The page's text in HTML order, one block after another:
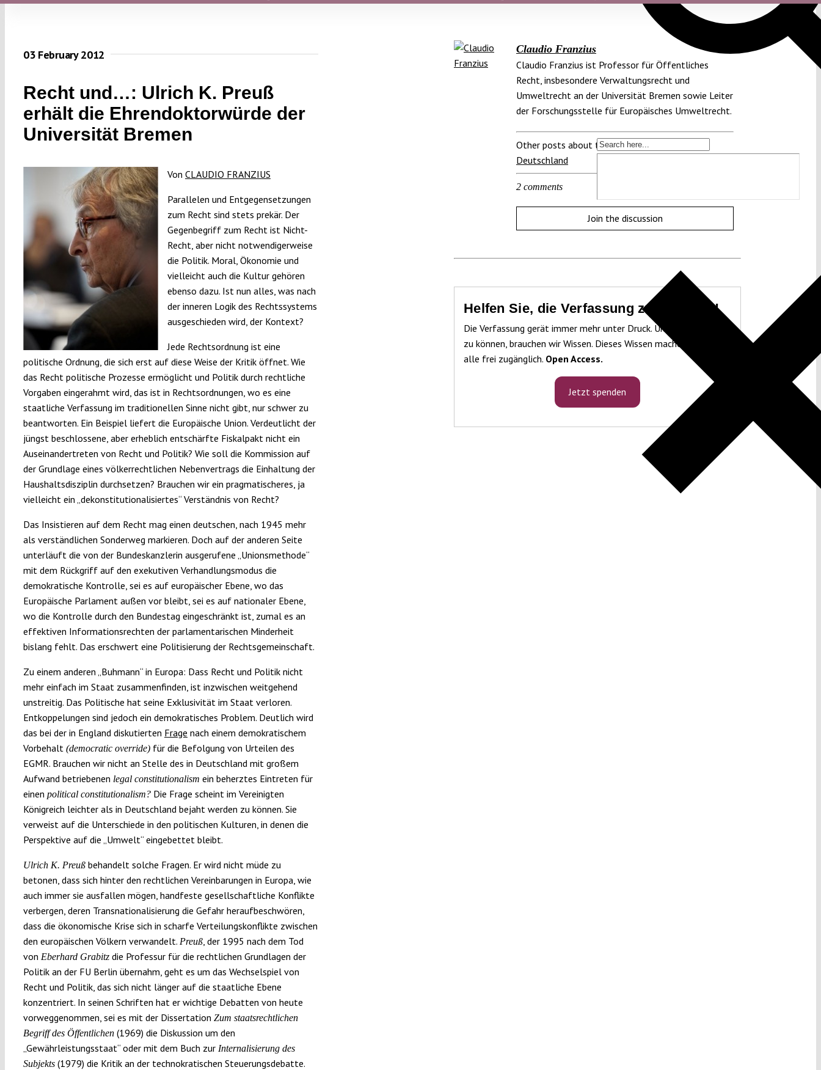
03 February 2012
Recht und…: Ulrich K. Preuß
erhält die Ehrendoktorwürde der
Universität Bremen
Von CLAUDIO FRANZIUS
Parallelen und Entgegensetzungen
zum Recht sind stets prekär. Der
Gegenbegriff zum Recht ist Nicht-
Recht, aber nicht notwendigerweise
die Politik. Moral, Ökonomie und
vielleicht auch die Kultur gehören
ebenso dazu. Ist nun alles, was nach
der inneren Logik des Rechtssystems
ausgeschieden wird, der Kontext?
Jede Rechtsordnung ist eine
politische Ordnung, die sich erst auf diese Weise der Kritik öffnet. Wie
das Recht politische Prozesse ermöglicht und Politik durch rechtliche
Vorgaben eingerahmt wird, das ist in Rechtsordnungen, wo es eine
staatliche Verfassung im traditionellen Sinne nicht gibt, nur schwer zu
beantworten. Ein Beispiel liefert die Europäische Union. Verdeutlicht der
jüngst beschlossene, aber erheblich entschärfte Fiskalpakt nicht ein
Auseinandertreten von Recht und Politik? Wie soll die Kommission auf
der Grundlage eines völkerrechtlichen Nebenvertrags die Einhaltung der
Haushaltsdisziplin durchsetzen? Brauchen wir ein pragmatischeres, ja
vielleicht ein „dekonstitutionalisiertes“ Verständnis von Recht?
Das Insistieren auf dem Recht mag einen deutschen, nach 1945 mehr
als verständlichen Sonderweg markieren. Doch auf der anderen Seite
unterläuft die von der Bundeskanzlerin ausgerufene „Unionsmethode“
mit dem Rückgriff auf den exekutiven Verhandlungsmodus die
demokratische Kontrolle, sei es auf europäischer Ebene, wo das
Europäische Parlament außen vor bleibt, sei es auf nationaler Ebene,
wo die Kontrolle durch den Bundestag eingeschränkt ist, zumal es an
effektiven Informationsrechten der parlamentarischen Minderheit
bislang fehlt. Das erschwert eine Politisierung der Rechtsgemeinschaft.
Zu einem anderen „Buhmann“ in Europa: Dass Recht und Politik nicht
mehr einfach im Staat zusammenfinden, ist inzwischen weitgehend
unstreitig. Das Politische hat seine Exklusivität im Staat verloren.
Entkoppelungen sind jedoch ein demokratisches Problem. Deutlich wird
das bei der in England diskutierten Frage nach einem demokratischem
Vorbehalt (democratic override)für die Befolgung von Urteilen des
EGMR. Brauchen wir nicht an Stelle des in Deutschland mit großem
Aufwand betriebenen legal constitutionalism ein beherztes Eintreten für
einen political constitutionalism? Die Frage scheint im Vereinigten
Königreich leichter als in Deutschland bejaht werden zu können. Sie
verweist auf die Unterschiede in den politischen Kulturen, in denen die
Perspektive auf die „Umwelt“ eingebettet bleibt.
Ulrich K. Preußbehandelt solche Fragen. Er wird nicht müde zu
betonen, dass sich hinter den rechtlichen Vereinbarungen in Europa, wie
auch immer sie ausfallen mögen, handfeste gesellschaftliche Konflikte
verbergen, deren Transnationalisierung die Gefahr heraufbeschwören,
dass die ökonomische Krise sich in scharfe Verteilungskonflikte zwischen
den europäischen Völkern verwandelt. Preuß, der 1995 nach dem Tod
von Eberhard Grabitz die Professur für die rechtlichen Grundlagen der
Politik an der FU Berlin übernahm, geht es um das Wechselspiel von
Recht und Politik, das sich nicht länger auf die staatliche Ebene
konzentriert. In seinen Schriften hat er wichtige Debatten von heute
vorweggenommen, sei es mit der Dissertation Zum staatsrechtlichen
Begriff des Öffentlichen(1969) die Diskussion um den
„Gewährleistungsstaat“ oder mit dem Buch zur Internalisierung des
Subjekts(1979) die Kritik an der technokratischen Steuerungsdebatte.
Claudio Franzius
Claudio Franzius ist Professor für Öffentliches
Recht, insbesondere Verwaltungsrecht und
Umweltrecht an der Universität Bremen sowie Leiter
der Forschungsstelle für Europäisches Umweltrecht.
Other posts about this region:
Deutschland
2 comments
Join the discussion
Helfen Sie, die Verfassung zu schützen!
Die Verfassung gerät immer mehr unter Druck. Um sie schützen
zu können, brauchen wir Wissen. Dieses Wissen machen wir für
alle frei zugänglich. Open Access.
Jetzt spenden